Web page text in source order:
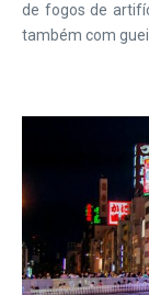
de fogos de
também com